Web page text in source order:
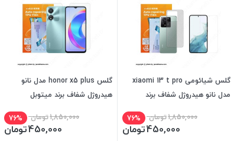
گلس شیائومی xiaomi 13 t pro
مدل نانو هیدروژل شفاف برند
1,850,000تومان 76%
450,000تومان
گلس honor x5 plus مدل نانو
هیدروژل شفاف برند میتوبل
1,850,000تومان 76%
450,000تومان